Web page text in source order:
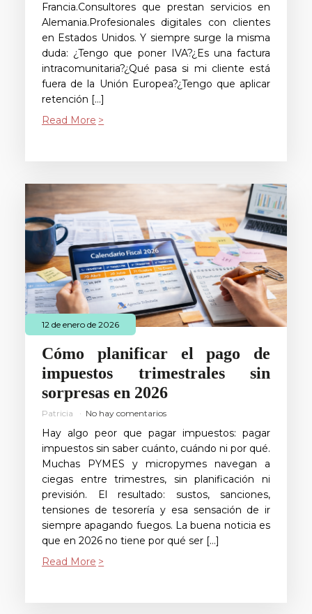
Francia.Consultores que prestan servicios en
Alemania.Profesionales digitales con clientes
en Estados Unidos. Y siempre surge la misma
duda: ¿Tengo que poner IVA?¿Es una factura
intracomunitaria?¿Qué pasa si mi cliente está
fuera de la Unión Europea?¿Tengo que aplicar
retención […]
Read More
12 de enero de 2026
Cómo planificar el pago de
impuestos trimestrales sin
sorpresas en 2026
Patricia No hay comentarios
Hay algo peor que pagar impuestos: pagar
impuestos sin saber cuánto, cuándo ni por qué.
Muchas PYMES y micropymes navegan a
ciegas entre trimestres, sin planificación ni
previsión. El resultado: sustos, sanciones,
tensiones de tesorería y esa sensación de ir
siempre apagando fuegos. La buena noticia es
que en 2026 no tiene por qué ser […]
Read More